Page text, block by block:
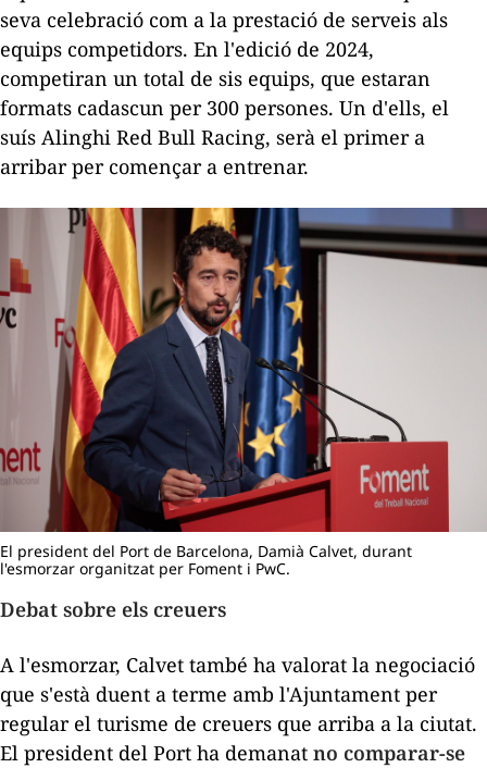
seva celebració com a la prestació de serveis als
equips competidors. En l'edició de 2024,
competiran un total de sis equips, que estaran
formats cadascun per 300 persones. Un d'ells, el
suís Alinghi Red Bull Racing, serà el primer a
arribar per començar a entrenar.
El president del Port de Barcelona, Damià Calvet, durant
l'esmorzar organitzat per Foment i PwC.
Debat sobre els creuers
A l'esmorzar, Calvet també ha valorat la negociació
que s'està duent a terme amb l'Ajuntament per
regular el turisme de creuers que arriba a la ciutat.
El president del Port ha demanat no comparar-se